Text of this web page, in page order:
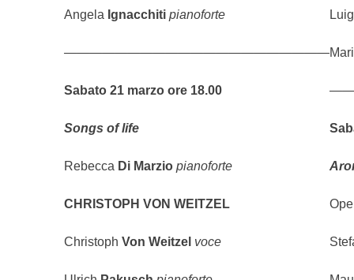
Angela Ignacchiti pianoforte
—————————————————————
Sabato 21 marzo ore 18.00
Songs of life
Rebecca Di Marzio pianoforte
CHRISTOPH VON WEITZEL
Christoph Von Weitzel voce
A